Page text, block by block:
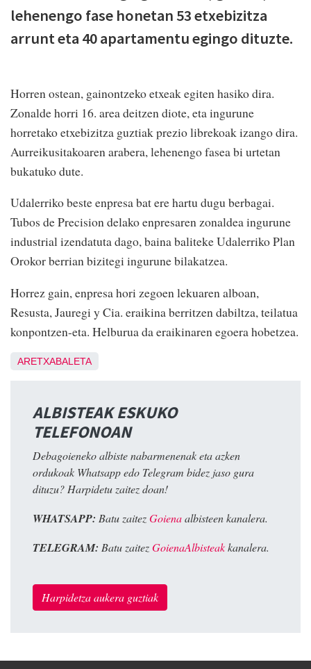
lehenengo fase honetan 53 etxebizitza
arrunt eta 40 apartamentu egingo dituzte.
Horren ostean, gainontzeko etxeak egiten hasiko dira.
Zonalde horri 16. area deitzen diote, eta ingurune
horretako etxebizitza guztiak prezio librekoak izango dira.
Aurreikusitakoaren arabera, lehenengo fasea bi urtetan
bukatuko dute.
Udalerriko beste enpresa bat ere hartu dugu berbagai.
Tubos de Precision delako enpresaren zonaldea ingurune
industrial izendatuta dago, baina baliteke Udalerriko Plan
Orokor berrian bizitegi ingurune bilakatzea.
Horrez gain, enpresa hori zegoen lekuaren alboan,
Resusta, Jauregi y Cia. eraikina berritzen dabiltza, teilatua
konpontzen-eta. Helburua da eraikinaren egoera hobetzea.
ARETXABALETA
ALBISTEAK ESKUKO
TELEFONOAN
Debagoieneko albiste nabarmenenak eta azken
ordukoak Whatsapp edo Telegram bidez jaso gura
dituzu? Harpidetu zaitez doan!
WHATSAPP: Batu zaitezGoienaalbisteen kanalera.
TELEGRAM: Batu zaitezGoienaAlbisteakkanalera.
Harpidetza aukera guztiak